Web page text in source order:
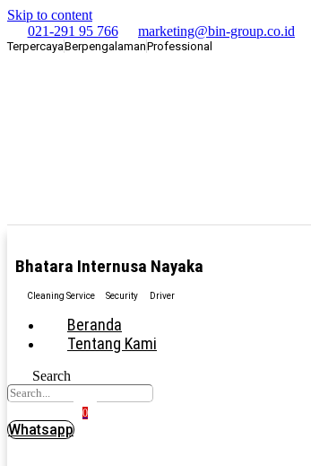
Skip to content
021-291 95 766
marketing@bin-group.co.id
TerpercayaBerpengalamanProfessional
Bhatara Internusa Nayaka
Cleaning Service Security Driver
Beranda
Tentang Kami
Search
0
Whatsapp